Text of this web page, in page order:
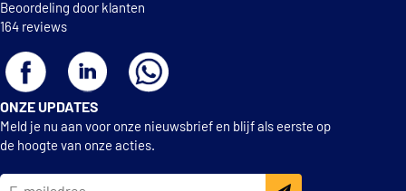
Beoordeling door klanten
164 reviews
ONZE UPDATES
Meld je nu aan voor onze nieuwsbrief en blijf als eerste op
de hoogte van onze acties.